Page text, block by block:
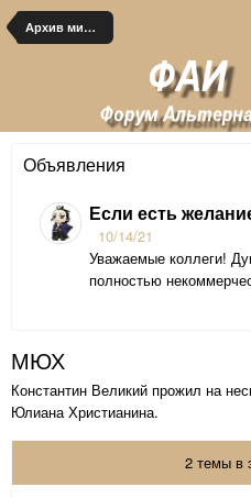
Архив миров
Объявления
Если есть
10/14/21
Уважаемые коллеги!
полностью
МЮХ
Константин Великий прожил на
Юлиана Христианина.
2 темы в